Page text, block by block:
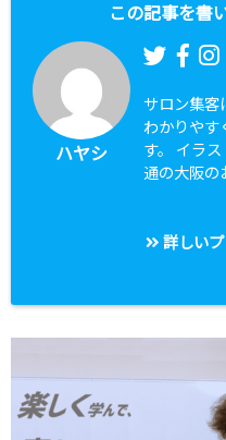
この記事を書
ハヤシ
サロン集客
わかりやす
す。 イラ
通の大阪の
詳しい